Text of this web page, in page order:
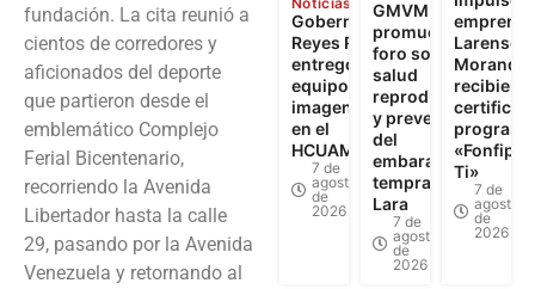
fundación. La cita reunió a
cientos de corredores y
aficionados del deporte
que partieron desde el
emblemático Complejo
Ferial Bicentenario,
recorriendo la Avenida
Libertador hasta la calle
29, pasando por la Avenida
Venezuela y retornando al
Gobernador
Reyes Reyes
entregó
equipos de
imagenología
en el
HCUAMP
7 de
agosto
de
2026
GMVM
promueven
foro sobre
salud
reproductiva
y prevención
del
embarazo
temprano en
Lara
7 de
agosto
de
2026
Larense:
programa
«Fonfip
Ti»
7 de
agosto
de
2026